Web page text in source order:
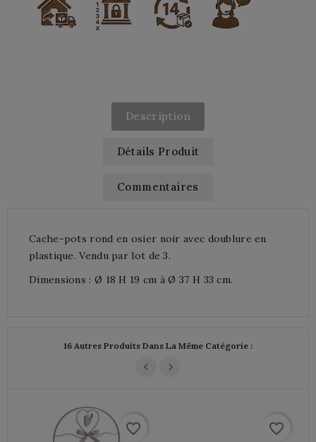
Description
Détails Produit
Commentaires
Cache-pots rond en osier noir avec doublure en
plastique. Vendu par lot de 3.
Dimensions : Ø 18 H 19 cm à Ø 37 H 33 cm.
16 Autres Produits Dans La Même Catégorie :
favorite_border favorite_border